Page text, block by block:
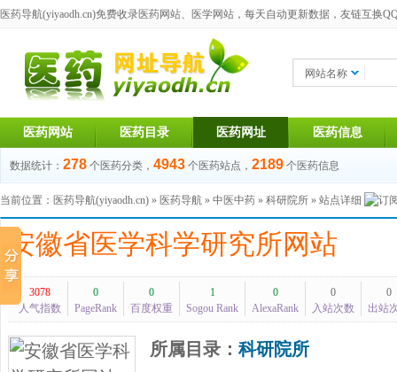
医药导航(yiyaodh.cn)免费收录医药网站、医学网站，每天自动更新数据，友链互换
网站名称
医药网站 医药目录 医药网址 医药信息
数据统计： 278 个医药分类， 4943 个医药站点， 2189 个医药信息
当前位置： 医药导航(yiyaodh.cn) » 医药导航 » 中医中药 » 科研院所 » 站点详细
安徽省医学科学研究所网站
3078
人气指数
0
PageRank
0
百度权重
1
Sogou Rank
0
AlexaRank
0
入站次数
0
出站
所属目录： 科研院所